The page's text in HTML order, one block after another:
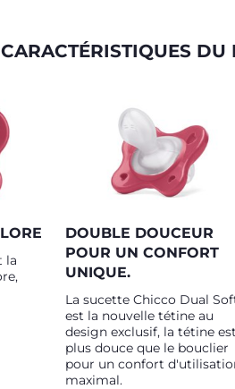
CARACTÉRISTIQUES DU
la
DOUBLE DOUCEUR
POUR UN CONFORT
UNIQUE.
La sucette Chicco Dual
est la nouvelle tétine au
design exclusif, la tétine est
plus douce que le bouclier
pour un confort
maximal.